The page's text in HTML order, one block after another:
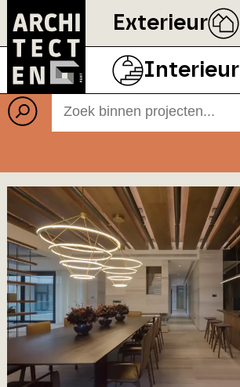
Exterieur
Interieur
Projecten
BEELD ECOPHON